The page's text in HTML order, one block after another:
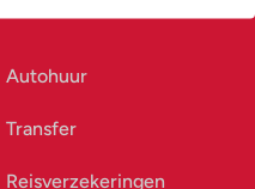
Autohuur
Transfer
Reisverzekeringen